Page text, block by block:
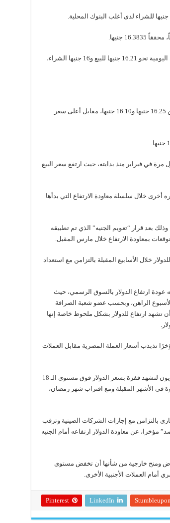
22- 2-2017: سجل سعر الدولار بالبنك المركزي خلال تعاملاته الرسمية اليومية نحو 16.21 جنيها للبيع و16 جنيها الشراء،
23- 2- 2017: سجل الدولار تباينا وتراوح أعلى سعر بيع له بالبنوك ما بين 16.25 جنيها و16.10 جنيها، مقابل أعلى سعر
لأول مرة في فبراير منذ بدايته، حيث ارتفع سعر البيع
الدولار ارتفاعا بالبنوك عند مستوى الـ 16 جنيها مره أخرى خلال سلسلة معاودة الارتفاع التي بدأها
بعد قرار “تعويم الجنيه” الذي تم تطبيقه
خلال الأسابيع المقبلة بالتزامن مع استعداد
عودة ارتفاع الدولار بالسوق الرسمي، حيث
الـ 18 جنيها خلال تعاملات الأسبوع الراهن، وبحسب عضو شعبة الصرافة
أن تشهد ارتفاع للدولار بشكل ملحوظ خاصة إنها
تذبذب أسعار العملة المصرية مقابل العملات
واشتعلت السوق السوداء للعملاء مع اقتراب حوار طارق عامر بالتليفزيون لتشهد قفزة بسعر الدولار فوق مستوى الـ 18
في الأشهر المقبلة ومع اقتراب شهر رمضان،
بالتزامن مع إجازات الشركات الصينية وترقب
مؤخرا، عن معاودة الدولار ارتفاعه أمام الجنيه
بسداد أقساط قروض ومنح خارجية من شأنها أن تخفض مستوى
أمام العملات الأجنبية الأخرى.
Stumbleupon
LinkedIn
Pinterest